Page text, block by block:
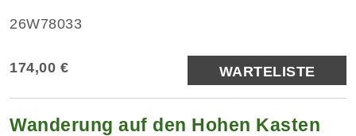
26W78033
174,00 € WARTELISTE
Wanderung auf den Hohen Kasten